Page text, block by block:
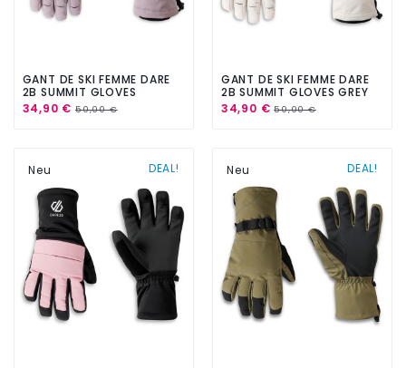
GANT DE SKI FEMME DARE
2B SUMMIT GLOVES
HEATHER
34,90 € 50,00 €
GANT DE SKI FEMME DARE
2B SUMMIT GLOVES GREY
MORN
34,90 €50,00 €
DEAL!
Neu DEAL!
Neu